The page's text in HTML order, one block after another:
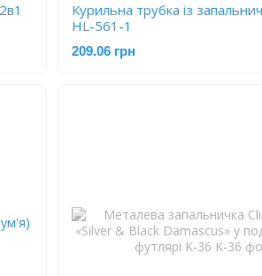
Курильна трубка із
HL-561-1
209.06 грн